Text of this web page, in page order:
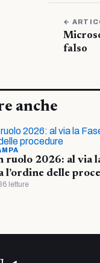
←
falso
anche
ruolo 2026: al via
l’ordine delle
letture